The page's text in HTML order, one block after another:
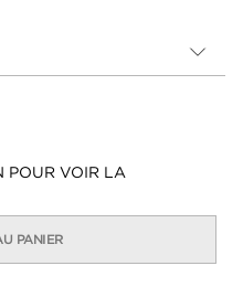
POUR VOIR LA
PANIER